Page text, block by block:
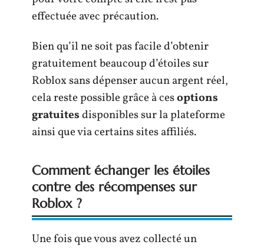
effectuée avec précaution.
Bien qu’il ne soit pas facile d’obtenir
gratuitement beaucoup d’étoiles sur
Roblox sans dépenser aucun argent réel,
cela reste possible grâce à cesoptions
gratuitesdisponibles sur la plateforme
ainsi que via certains sites affiliés.
Comment échanger les étoiles
contre des récompenses sur
Roblox ?
Une fois que vous avez collecté un